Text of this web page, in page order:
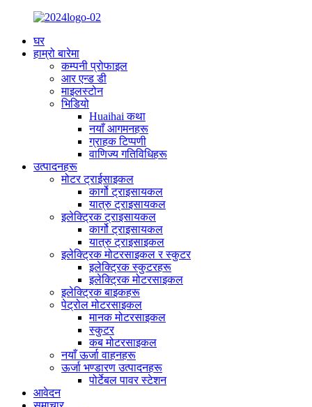
घर
हाम्रो बारेमा
कम्पनी प्रोफाइल
आर एन्ड डी
माइलस्टोन
भिडियो
Huaihai कथा
नयाँ आगमनहरू
ग्राहक टिप्पणी
वाणिज्य गतिविधिहरू
उत्पादनहरू
मोटर ट्राईसाइकल
कार्गो ट्राइसायकल
यात्रु ट्राइसायकल
इलेक्ट्रिक ट्राइसायकल
कार्गो ट्राइसायकल
यात्रु ट्राइसाइकल
इलेक्ट्रिक मोटरसाइकल र स्कुटर
इलेक्ट्रिक स्कुटरहरू
इलेक्ट्रिक मोटरसाइकल
इलेक्ट्रिक बाइकहरू
पेट्रोल मोटरसाइकल
मानक मोटरसाइकल
स्कुटर
कब मोटरसाइकल
नयाँ ऊर्जा वाहनहरू
ऊर्जा भण्डारण उत्पादनहरू
पोर्टेबल पावर स्टेशन
आवेदन